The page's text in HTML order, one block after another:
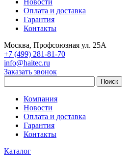
Новости
Оплата и доставка
Гарантия
Контакты
Москва, Профсоюзная ул. 25А
+7 (499) 281-81-70
info@haitec.ru
Заказать звонок
Поиск
Компания
Новости
Оплата и доставка
Гарантия
Контакты
Каталог